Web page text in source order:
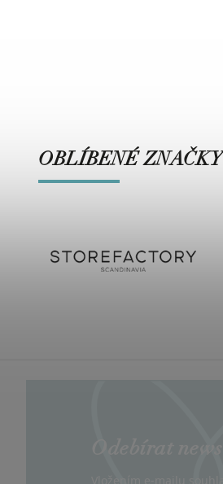
OBLÍBENÉ ZNAČKY